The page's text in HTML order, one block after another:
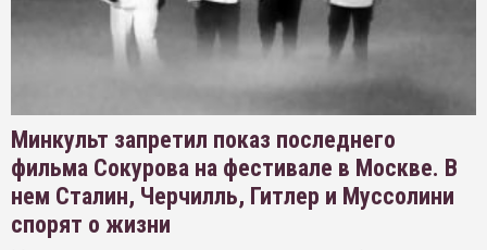
Минкульт запретил показ последнего
фильма Сокурова на фестивале в Москве. В
нем Сталин, Черчилль, Гитлер и Муссолини
спорят о жизни